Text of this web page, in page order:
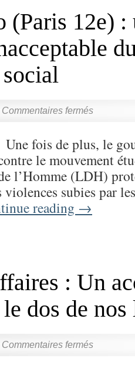
(Paris 12e) :
Commentaires fermés
fois de plus, le
le mouvement
l’Homme (LDH)
subies par
reading →
: Un
dos de nos
Commentaires fermés